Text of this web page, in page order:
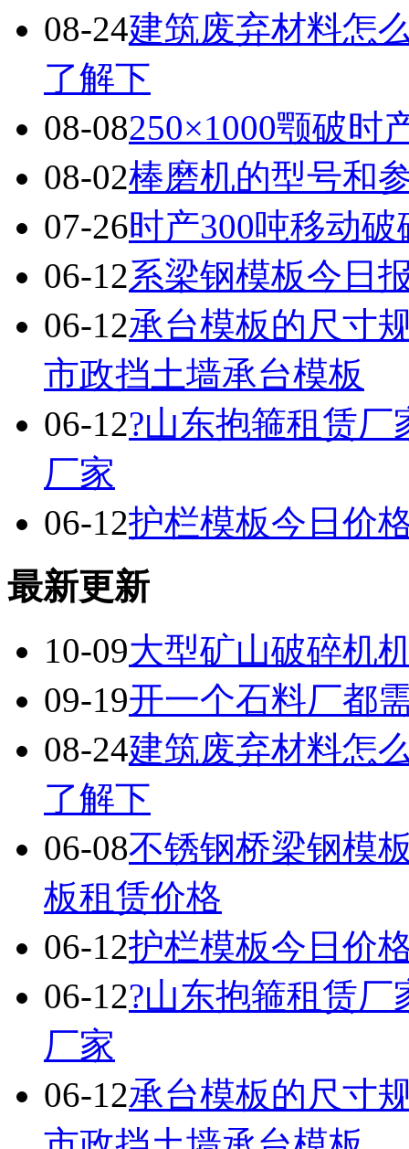
08-24建筑废弃材料怎
了解下
08-08250×1000颚破时
08-02棒磨机的型号和
07-26时产300吨移动
06-12系梁钢模板今日
06-12承台模板的尺寸
市政挡土墙承台模板
06-12?山东抱箍租赁
厂家
06-12护栏模板今日价
最新更新
10-09大型矿山破碎机
09-19开一个石料厂都
08-24建筑废弃材料怎
了解下
06-08不锈钢桥梁钢模
板租赁价格
06-12护栏模板今日价
06-12?山东抱箍租赁
厂家
06-12承台模板的尺寸